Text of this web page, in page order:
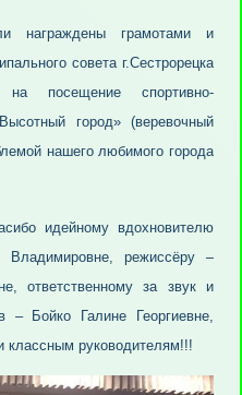
награждены грамотами и
совета г.Сестрорецка
посещение спортивно-
город» (веревочный
нашего любимого города
идейному вдохновителю
Владимировне, режиссёру –
ответственному за звук и
– Бойко Галине Георгиевне,
классным руководителям!!!